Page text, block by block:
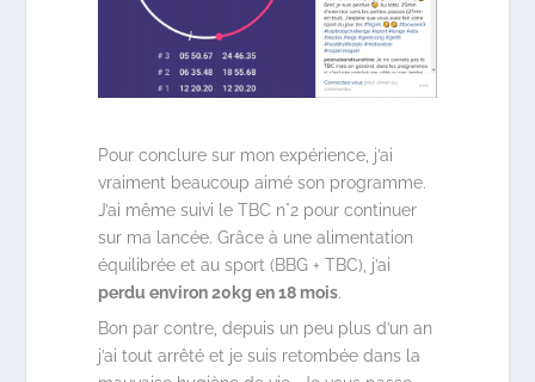
Pour conclure sur mon expérience, j’ai
vraiment beaucoup aimé son programme.
J’ai même suivi le TBC n°2 pour continuer
sur ma lancée. Grâce à une alimentation
équilibrée et au sport (BBG + TBC), j’ai
perdu environ 20kg en 18 mois.
Bon par contre, depuis un peu plus d’un an
j’ai tout arrêté et je suis retombée dans la